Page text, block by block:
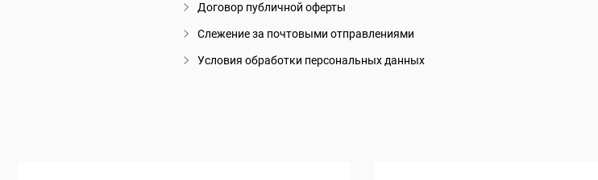
Договор публичной оферты
Слежение за почтовыми отправлениями
Условия обработки персональных данных